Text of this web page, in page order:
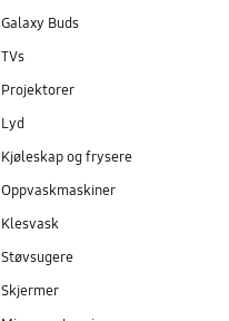
Galaxy Buds
TVs
Projektorer
Lyd
Kjøleskap og frysere
Oppvaskmaskiner
Klesvask
Støvsugere
Skjermer